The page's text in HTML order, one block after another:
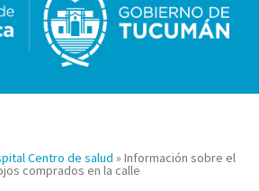
Centro de salud » Información sobre el
comprados en la calle